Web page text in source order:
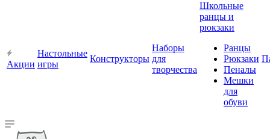
Акции
Настольные
игры
Конструкторы
Наборы
для
творчества
Школьные
ранцы и
рюкзаки
Ранцы
Рюкзаки
Пеналы
Мешки
для
обуви